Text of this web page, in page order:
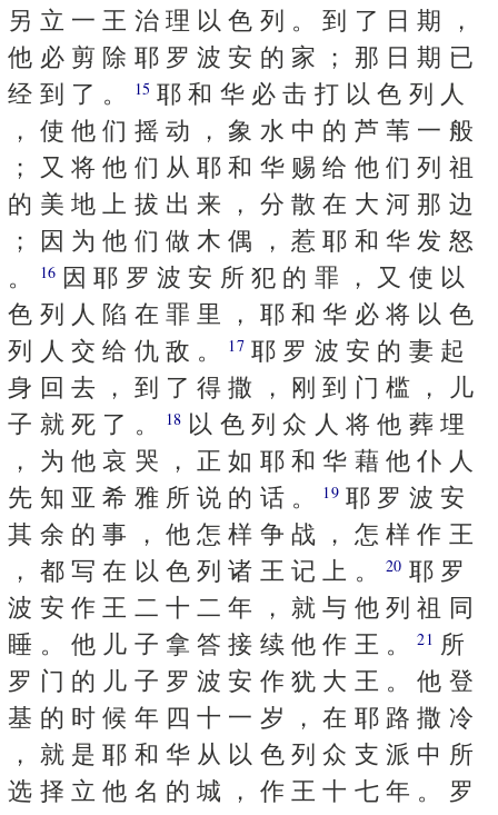
另 立 一 王 治 理 以 色 列 。 到 了 日 期 ，
他 必 剪 除 耶 罗 波 安 的 家 ； 那 日 期 已
经 到 了 。
15 耶 和 华 必 击 打 以 色 列 人
， 使 他 们 摇 动 ， 象 水 中 的 芦 苇 一 般
； 又 将 他 们 从 耶 和 华 赐 给 他 们 列 祖
的 美 地 上 拔 出 来 ， 分 散 在 大 河 那 边
； 因 为 他 们 做 木 偶 ， 惹 耶 和 华 发 怒
。
16因 耶 罗 波 安 所 犯 的 罪 ， 又 使 以
色 列 人 陷 在 罪 里 ， 耶 和 华 必 将 以 色
列 人 交 给 仇 敌 。
17耶 罗 波 安 的 妻 起
身 回 去 ， 到 了 得 撒 ， 刚 到 门 槛 ， 儿
子 就 死 了 。
18 以 色 列 众 人 将 他 葬 埋
， 为 他 哀 哭 ， 正 如 耶 和 华 藉 他 仆 人
先 知 亚 希 雅 所 说 的 话 。
19耶 罗 波 安
其 余 的 事 ， 他 怎 样 争 战 ， 怎 样 作 王
， 都 写 在 以 色 列 诸 王 记 上 。20 耶 罗
波 安 作 王 二 十 二 年 ， 就 与 他 列 祖 同
睡 。 他 儿 子 拿 答 接 续 他 作 王 。21 所
罗 门 的 儿 子 罗 波 安 作 犹 大 王 。 他 登
基 的 时 候 年 四 十 一 岁 ， 在 耶 路 撒 冷
， 就 是 耶 和 华 从 以 色 列 众 支 派 中 所
选 择 立 他 名 的 城 ， 作 王 十 七 年 。 罗